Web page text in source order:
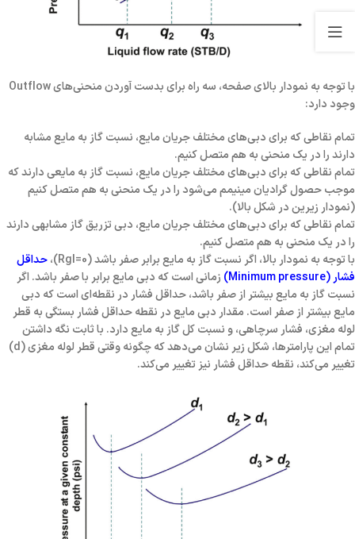
با توجه به نمودار بالای صفحه، سه راه برای بدست آوردن منحنی‌های Outflow
وجود دارد:
تمام نقاطی که برای دبی‌های مختلف جریان مایع، نسبت گاز به مایع مشابه
دارند را در یک منحنی به هم متصل کنیم.
تمام نقاطی که برای دبی‌های مختلف جریان مایع، نسبت گاز به مایعی دارند که
موجب حصول گرادیان مینیمم می‌شود را در یک منحنی به هم متصل کنیم
(نمودار زیرین در شکل بالا).
تمام نقاطی که برای دبی‌های مختلف جریان مایع، دبی تزریق گاز مشابهی دارند
را در یک منحنی به هم متصل کنیم.
با توجه به نمودار بالا، اگر نسبت گاز به مایع برابر صفر باشد (Rgl=0)،
حداقل
فشار (Minimum pressure)
زمانی است که دبی مایع برابر با صفر باشد. اگر
نسبت گاز به مایع بیشتر از صفر باشد، حداقل فشار در نقطه‌ای است که دبی
مایع بیشتر از صفر است. مقدار دبی مایع در نقطه حداقل فشار بستگی به قطر
لوله مغزی، فشار سرچاهی، و نسبت کل گاز به مایع دارد. با ثابت نگه داشتن
تمام این پارامترها، شکل زیر نشان می‌دهد که چگونه وقتی قطر لوله مغزی (d)
تغییر می‌کند، نقطه حداقل فشار نیز تغییر می‌کند.